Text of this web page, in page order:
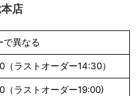
店
で異なる
ラストオーダー14:30）
（ラストオーダー19:00)